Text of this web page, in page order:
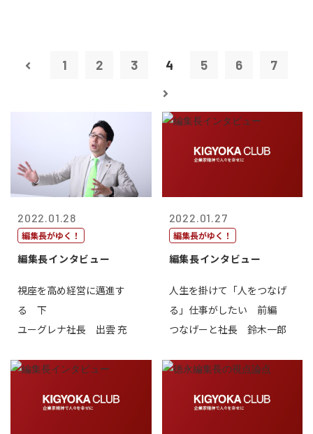
1 2 3 4 5 6 7
2022.01.28
編集長がゆく！
編集長インタビュー
視座を高め経営に邁進す
る 下
ユーグレナ社長 出雲 充
2022.01.27
編集長がゆく！
編集長インタビュー
人生を掛けて「人をつなげ
る」仕事がしたい 前編
つなげーと社長 鈴木一郎